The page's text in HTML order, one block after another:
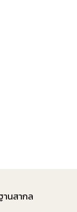
นสากล